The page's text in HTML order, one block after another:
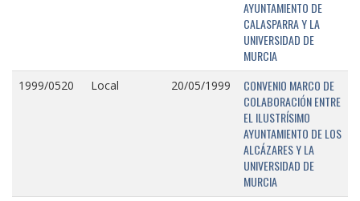
AYUNTAMIENTO DE
CALASPARRA Y LA
UNIVERSIDAD DE
MURCIA
1999/0520 Local 20/05/1999
CONVENIO MARCO DE
COLABORACIÓN ENTRE
EL ILUSTRÍSIMO
AYUNTAMIENTO DE LOS
ALCÁZARES Y LA
UNIVERSIDAD DE
MURCIA